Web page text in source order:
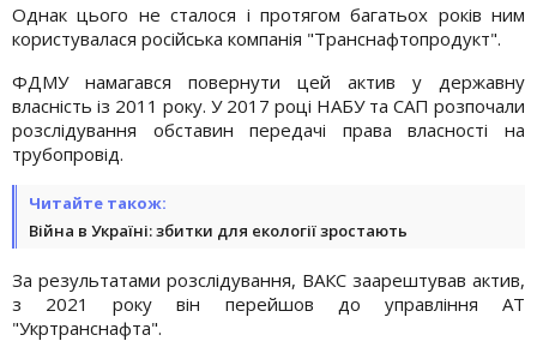
Однак цього не сталося і протягом багатьох років ним
користувалася російська компанія "Транснафтопродукт".
ФДМУ намагався повернути цей актив у державну
власність із 2011 року. У 2017 році НАБУ та САП розпочали
розслідування обставин передачі права власності на
трубопровід.
Читайте також:
Війна в Україні: збитки для екології зростають
За результатами розслідування, ВАКС заарештував актив,
з 2021 року він перейшов до управління АТ
"Укртранснафта".